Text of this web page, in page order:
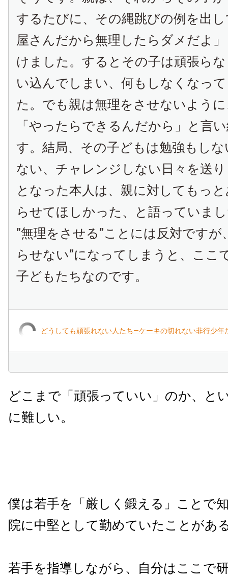
するたびに、その縄跳びの例を出
屋さんだから無理したらダメだよ
けました。するとその子は頑張ら
い込んでしまい、何もしなくなっ
た。でも親は無理をさせないよう
「やったらできるんだから」と言
す。結局、その子どもは勉強もし
ない、チャレンジしない日々を送
となった本人は、親に対してもっ
らせてほしかった、と語っていま
”無理をさせる”ことには反対ですが
らせない”になってしまうと、ここ
子どもたちなのです。
どうしても頑張れない人たち―ケーキの切れない非行少
どこまで「頑張っていい」のか、と
に難しい。
僕は若手を「厳しく鍛える」ことで
院に中堅として勤めていたことがあ
若手を指導しながら、自分はここで